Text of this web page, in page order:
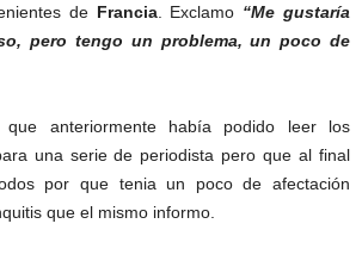
de Francia. Exclamo “Me gustaría
pero tengo un problema, un poco de
anteriormente había podido leer los
una serie de periodista pero que al final
por que tenia un poco de afectación
que el mismo informo.